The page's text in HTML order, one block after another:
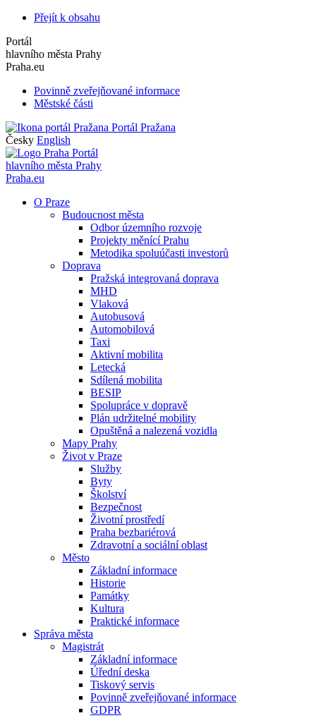
Přejít k obsahu
Portál
hlavního města Prahy
Praha.eu
Povinně zveřejňované informace
Městské části
Portál Pražana
Česky English
Portál
hlavního města Prahy
Praha.eu
O Praze
Budoucnost města
Odbor územního rozvoje
Projekty měnící Prahu
Metodika spoluúčasti investorů
Doprava
Pražská integrovaná doprava
MHD
Vlaková
Autobusová
Automobilová
Taxi
Aktivní mobilita
Letecká
Sdílená mobilita
BESIP
Spolupráce v dopravě
Plán udržitelné mobility
Opuštěná a nalezená vozidla
Mapy Prahy
Život v Praze
Služby
Byty
Školství
Bezpečnost
Životní prostředí
Praha bezbariérová
Zdravotní a sociální oblast
Město
Základní informace
Historie
Památky
Kultura
Praktické informace
Správa města
Magistrát
Základní informace
Úřední deska
Tiskový servis
Povinně zveřejňované informace
GDPR